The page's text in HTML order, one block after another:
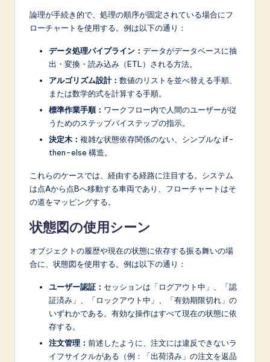
論理が手続き的で、処理の順序が固定されている場合にフ
ローチャートを使用する。例は以下の通り：
データ処理パイプライン： データがデータベースに抽
出・変換・読み込み（ETL）される方法。
アルゴリズム設計： 数値のリストを並べ替える手順、
または数学的式を計算する手順。
標準作業手順： ワークフロー内で人間のユーザーが従
うためのステップバイステップの指示。
決定木： 複雑な状態依存関係のない、シンプルな if-
then-else 構造。
これらのケースでは、経由する経路に注目する。システム
は点Aから点Bへ移動する車両であり、フローチャートはそ
の道をマッピングする。
状態図の使用シーン
オブジェクトの履歴や現在の状態に依存する振る舞いの場
合に、状態図を使用する。例は以下の通り：
ユーザー認証： セッションは「ログアウト中」、「認
証済み」、「ロックアウト中」、「有効期限切れ」の
いずれかである。有効な操作はすべて現在の状態に依
存する。
注文管理： 前述したように、注文には違反できないラ
イフサイクルがある（例：「出荷済み」の注文を返品